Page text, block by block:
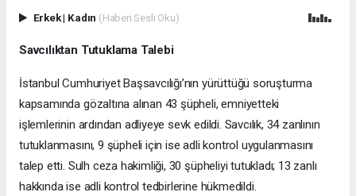
Erkek| Kadın (Haberi Sesli Oku)
Savcılıktan Tutuklama Talebi
İstanbul Cumhuriyet Başsavcılığı’nın yürüttüğü soruşturma
kapsamında gözaltına alınan 43 şüpheli, emniyetteki
işlemlerinin ardından adliyeye sevk edildi. Savcılık, 34 zanlının
tutuklanmasını, 9 şüpheli için ise adli kontrol uygulanmasını
talep etti. Sulh ceza hakimliği, 30 şüpheliyi tutukladı; 13 zanlı
hakkında ise adli kontrol tedbirlerine hükmedildi.